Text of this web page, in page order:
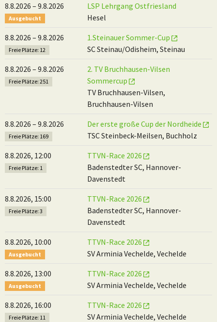
8.8.2026 – 9.8.2026
Ausgebucht
LSP Lehrgang Ostfriesland
Hesel
8.8.2026 – 9.8.2026
Freie Plätze: 12
1.Steinauer Sommer-Cup
SC Steinau/Odisheim, Steinau
8.8.2026 – 9.8.2026
Freie Plätze: 251
2. TV Bruchhausen-Vilsen
Sommercup
TV Bruchhausen-Vilsen,
Bruchhausen-Vilsen
8.8.2026 – 9.8.2026
Freie Plätze: 169
Der erste große Cup der Nordheide
TSC Steinbeck-Meilsen, Buchholz
8.8.2026, 12:00
Freie Plätze: 1
TTVN-Race 2026
Badenstedter SC, Hannover-
Davenstedt
8.8.2026, 15:00
Freie Plätze: 3
TTVN-Race 2026
Badenstedter SC, Hannover-
Davenstedt
8.8.2026, 10:00
Ausgebucht
TTVN-Race 2026
SV Arminia Vechelde, Vechelde
8.8.2026, 13:00
Ausgebucht
TTVN-Race 2026
SV Arminia Vechelde, Vechelde
8.8.2026, 16:00
Freie Plätze: 11
TTVN-Race 2026
SV Arminia Vechelde, Vechelde